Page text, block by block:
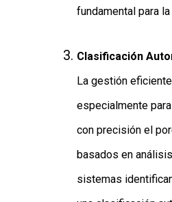
fundamental para
Clasificación
La gestión
especialmente
con precisión el
basados en
sistemas